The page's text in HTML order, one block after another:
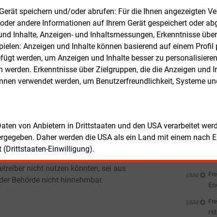
speichern und/oder abrufen: Für die Ihnen angezeigten
andere Informationen auf Ihrem Gerät gespeichert oder
Inhalte, Anzeigen- und Inhaltsmessungen, Erkenntnisse
Anzeigen und Inhalte können basierend auf einem Profil
werden, um Anzeigen und Inhalte besser zu
werden. Erkenntnisse über Zielgruppen, die die Anzeigen und
verwendet werden, um Benutzerfreundlichkeit, Systeme
von Anbietern in Drittstaaten und den USA verarbeitet
Daher werden die USA als ein Land mit einem nach
(Drittstaaten-Einwilligung).
mit drei Tarifstufen eingeführt.
und Verbraucher sollen
Anreize erhalten, ihren
in lastschwächere Zeiten zu
Dies betrifft insbesondere das
von Elektrofahrzeugen.
ein Jahr Zeit für die Umsetzung des
3 erhalten hätten. Dass
das zeitvariable Netzentgelt
fehlender Umsetzung durch
nicht nutzen könnten, sei aus
Behörde nicht hinnehmbar.
E&M
E&M
E&M
E&M
E&M